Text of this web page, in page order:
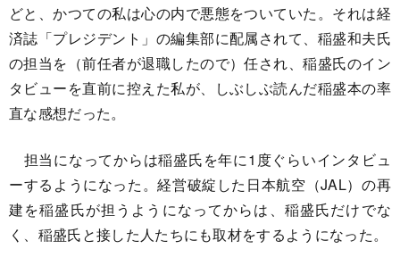
どと、かつての私は心の内で悪態をついていた。それは経
済誌「プレジデント」の編集部に配属されて、稲盛和夫氏
の担当を（前任者が退職したので）任され、稲盛氏のイン
タビューを直前に控えた私が、しぶしぶ読んだ稲盛本の率
直な感想だった。
担当になってからは稲盛氏を年に1度ぐらいインタビュ
ーするようになった。経営破綻した日本航空（JAL）の再
建を稲盛氏が担うようになってからは、稲盛氏だけでな
く、稲盛氏と接した人たちにも取材をするようになった。